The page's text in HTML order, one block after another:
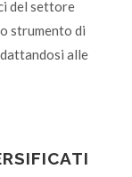
del settore
strumento di
alle